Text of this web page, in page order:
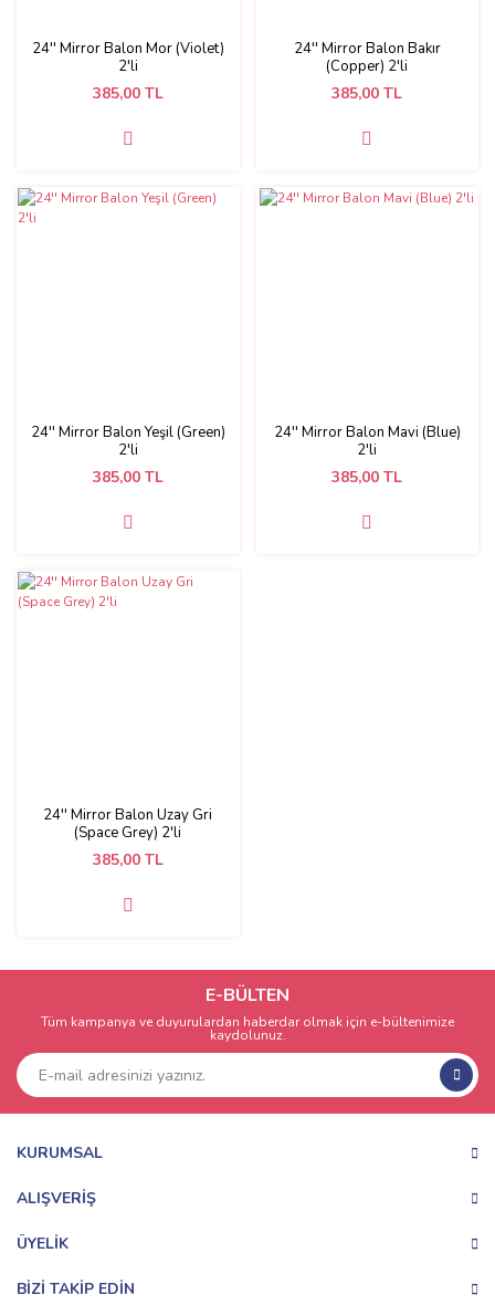
24'' Mirror Balon Mor (Violet)
2'li
385,00 TL
24'' Mirror Balon Bakır
(Copper) 2'li
385,00 TL
24'' Mirror Balon Yeşil (Green)
2'li
385,00 TL
24'' Mirror Balon Mavi (Blue)
2'li
385,00 TL
24'' Mirror Balon Uzay Gri
(Space Grey) 2'li
385,00 TL
E-BÜLTEN
Tüm kampanya ve duyurulardan haberdar olmak için e-bültenimize
kaydolunuz.
KURUMSAL
ALIŞVERİŞ
ÜYELİK
BİZİ TAKİP EDİN